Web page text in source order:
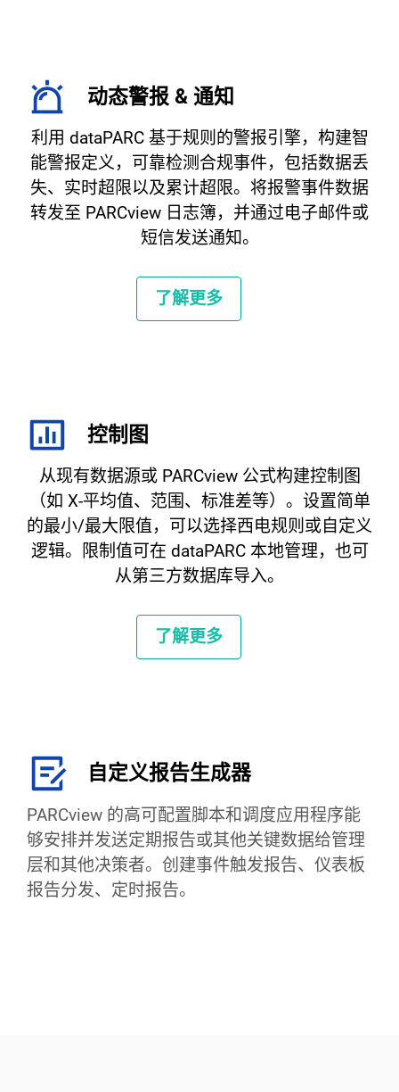
动态警报 & 通知
利用 dataPARC 基于规则的警报引擎，构建智
能警报定义，可靠检测合规事件，包括数据丢
失、实时超限以及累计超限。将报警事件数据
转发至 PARCview 日志簿，并通过电子邮件或
短信发送通知。
了解更多
控制图
从现有数据源或 PARCview 公式构建控制图
（如 X-平均值、范围、标准差等）。设置简单
的最小/最大限值，可以选择西电规则或自定义
逻辑。限制值可在 dataPARC 本地管理，也可
从第三方数据库导入。
了解更多
自定义报告生成器
PARCview 的高可配置脚本和调度应用程序能
够安排并发送定期报告或其他关键数据给管理
层和其他决策者。创建事件触发报告、仪表板
报告分发、定时报告。